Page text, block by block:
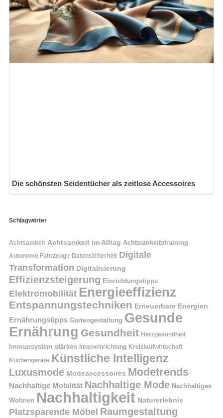
Die schönsten Seidentücher als zeitlose Accessoires
Schlagwörter
Achtsamkeit Achtsamkeit im Alltag Achtsamkeitstraining
Autonome Fahrzeuge Datensicherheit Digitale
Transformation Digitalisierung
Effizienzsteigerung Einrichtungstipps
Elektromobilität Energieeffizienz
Entspannungstechniken Erneuerbare Energien
Ernährungstipps Gartengestaltung Gesunde
Ernährung Gesundheit Herzgesundheit
Immunsystem stärken Inneneinrichtung Kreislaufwirtschaft
Küchengeräte Künstliche Intelligenz
Luxusmode Modeaccessoires Modetrends
Nachhaltige Mobilität Nachhaltige Mode Nachhaltiges
Wohnen Nachhaltigkeit Naturerlebnis
Platzsparende Möbel Raumgestaltung